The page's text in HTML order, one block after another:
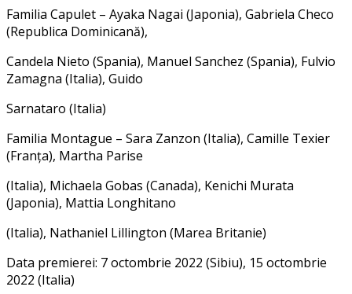
Familia Capulet – Ayaka Nagai (Japonia), Gabriela Checo
(Republica Dominicană),
Candela Nieto (Spania), Manuel Sanchez (Spania), Fulvio
Zamagna (Italia), Guido
Sarnataro (Italia)
Familia Montague – Sara Zanzon (Italia), Camille Texier
(Franța), Martha Parise
(Italia), Michaela Gobas (Canada), Kenichi Murata
(Japonia), Mattia Longhitano
(Italia), Nathaniel Lillington (Marea Britanie)
Data premierei: 7 octombrie 2022 (Sibiu), 15 octombrie
2022 (Italia)